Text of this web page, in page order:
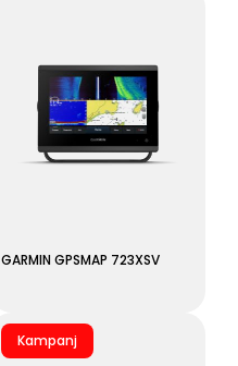
GARMIN GPSMAP 723XSV
Kampanj